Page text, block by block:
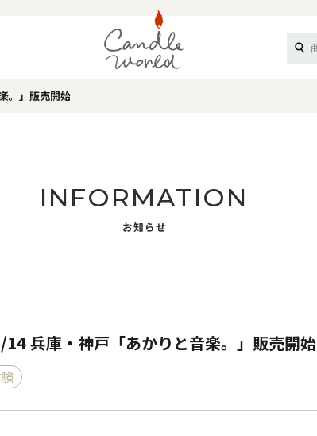
。」販売開始
INFORMATION
お知らせ
14 兵庫・神戸「あかりと音楽。」販売開始